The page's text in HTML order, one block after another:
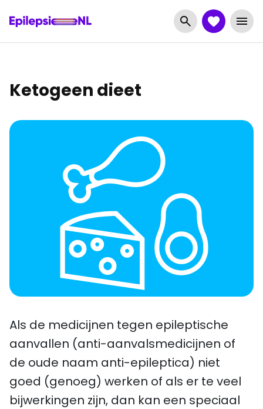
Ketogeen dieet
Als de medicijnen tegen epileptische
aanvallen (anti-aanvalsmedicijnen of
de oude naam anti-epileptica) niet
goed (genoeg) werken of als er te veel
bijwerkingen zijn, dan kan een speciaal